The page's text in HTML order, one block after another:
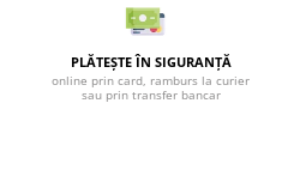
PLĂTEȘTE ÎN SIGURANȚĂ
online prin card, ramburs la curier
sau prin transfer bancar